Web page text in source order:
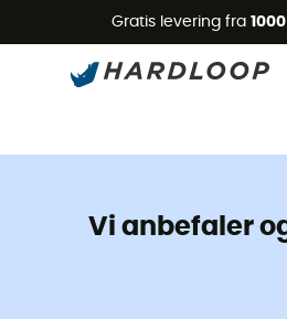
Gratis levering fra
Vi anbefaler